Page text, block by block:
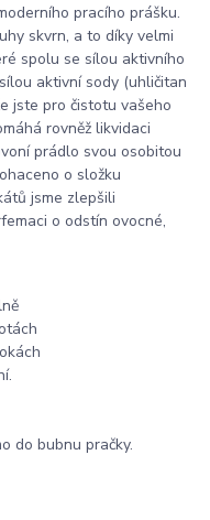
pracího prášku.
skvrn, a to díky velmi
spolu se sílou aktivního
aktivní sody (uhličitan
jste pro čistotu vašeho
rovněž likvidaci
prádlo svou osobitou
o složku
jsme zlepšili
o odstín ovocné,
do bubnu pračky.​